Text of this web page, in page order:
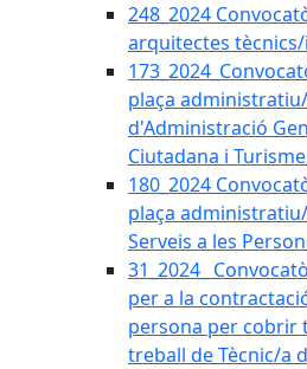
248_2024
arquitectes
plaça
d'Administració
Ciutadana i
180_2024
plaça
Serveis a les
31_2024_
per a la
persona per cobrir
treball de Tècnic/a